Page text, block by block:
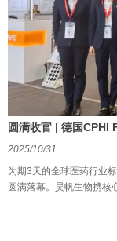
圆满收官 | 德国CPHI
2025/10/31
为期3天的全球医药行业
圆满落幕。昊帆生物携核